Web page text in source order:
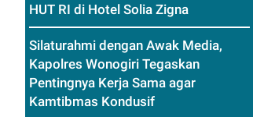
HUT RI di Hotel Solia Zigna
Silaturahmi dengan Awak Media,
Kapolres Wonogiri Tegaskan
Pentingnya Kerja Sama agar
Kamtibmas Kondusif